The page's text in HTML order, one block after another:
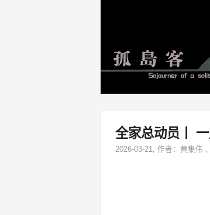
全家总动员丨 一
2026-03-21, 作者： 黄集伟 ,